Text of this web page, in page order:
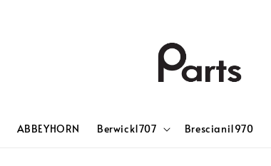
ABBEYHORN Berwick1707 Bresciani1970